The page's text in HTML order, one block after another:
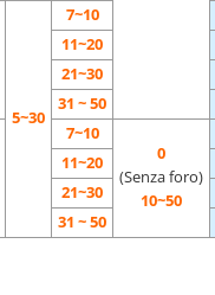
5~30
7~10
11~20
21~30
31 ~ 50
7~10
0
(Senza foro)
10~50
11~20
21~30
31 ~ 50